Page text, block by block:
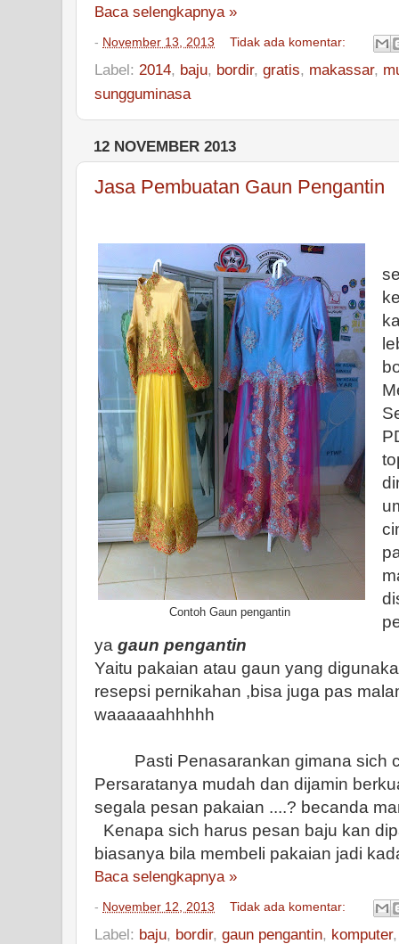
Baca selengkapnya »
- November 13, 2013 Tidak ada komentar:
Label: 2014, baju, bordir, gratis, makassar,
sungguminasa
12 NOVEMBER 2013
Jasa Pembuatan Gaun Pengantin
Contoh Gaun pengantin
ya gaun pengantin
Yaitu pakaian atau gaun yang
resepsi pernikahan ,bisa juga pas
waaaaaahhhhh
Pasti Penasarankan gimana sich
Persaratanya mudah dan dijamin
segala pesan pakaian ....? becanda
Kenapa sich harus pesan baju kan
biasanya bila membeli pakaian jadi
Baca selengkapnya »
- November 12, 2013 Tidak ada komentar:
Label: baju, bordir, gaun pengantin, komputer